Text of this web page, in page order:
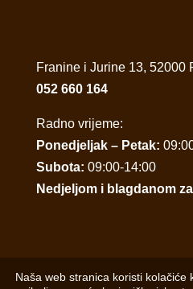
Franine i Jurine 13, 52000
052 660 164
Radno vrijeme:
Ponedjeljak – Petak:
Subota: 09:00-14:00
Nedjeljom i blagdanom
Naša web stranica koristi kolačiće